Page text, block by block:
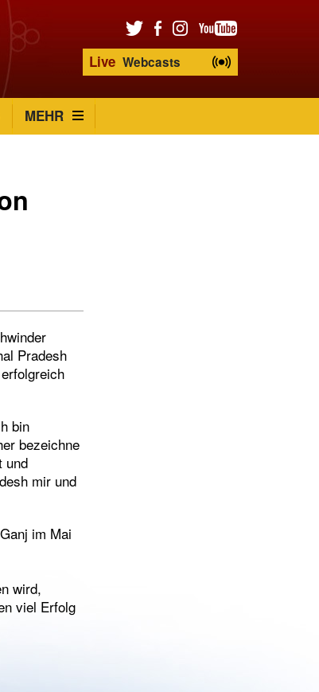
Live Webcasts
MEHR
Pradesh
bin
bezeichne
und
mir und
im Mai
wird,
viel Erfolg